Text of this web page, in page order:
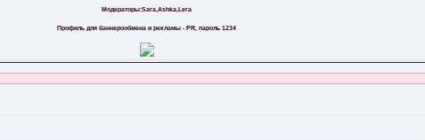
Модераторы:Sara,Ashka,Lera
Профиль для баннерообмена и рекламы - PR, пароль 1234